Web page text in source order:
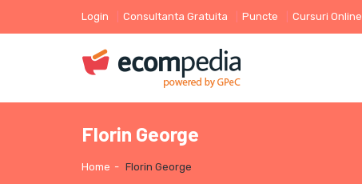
Login Consultanta Gratuita Puncte Cursuri Online
Florin George
Home - Florin George